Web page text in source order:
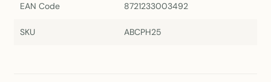
EAN Code 8721233003492
SKU ABCPH25